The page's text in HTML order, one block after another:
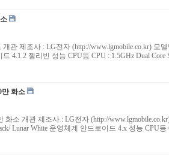
관 제조사 : LG전자 (http://www.lgmobile.co.kr)
4.1.2 젤리빈 성능 CPU등 CPU : 1.5GHz Dual
만 화소
화소 개관 제조사 : LG전자 (http://
Lunar White 운영체계 안드로이드 4.x 성능 CPU등